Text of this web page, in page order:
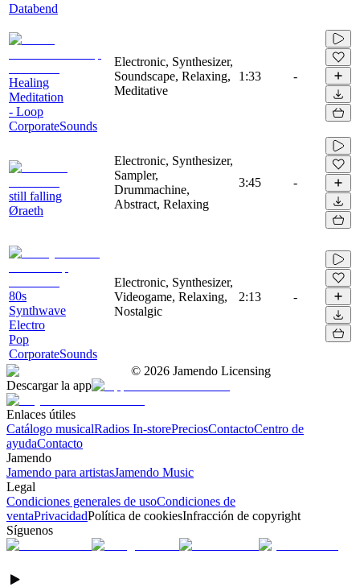
Databend
Healing
Meditation
- Loop
CorporateSounds
Electronic, Synthesizer,
Soundscape, Relaxing,
Meditative
1:33 -
still falling
Øraeth
Electronic, Synthesizer,
Sampler,
Drummachine,
Abstract, Relaxing
3:45 -
80s
Synthwave
Electro
Pop
CorporateSounds
Electronic, Synthesizer,
Videogame, Relaxing,
Nostalgic
2:13 -
© 2026 Jamendo Licensing
Descargar la app
Enlaces útiles
Catálogo musicalRadios In-storePreciosContactoCentro de
ayudaContacto
Jamendo
Jamendo para artistasJamendo Music
Legal
Condiciones generales de usoCondiciones de
ventaPrivacidadPolítica de cookiesInfracción de copyright
Síguenos